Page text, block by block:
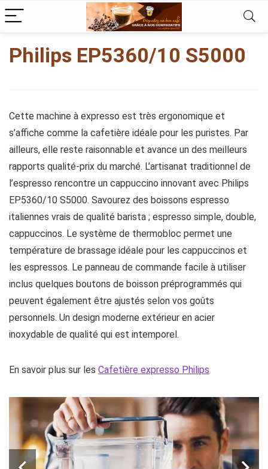
Philips EP5360/10 S5000
Cette machine à expresso est très ergonomique et
s’affiche comme la cafetière idéale pour les puristes. Par
ailleurs, elle reste raisonnable et avance un des meilleurs
rapports qualité-prix du marché. L’artisanat traditionnel de
l’espresso rencontre un cappuccino innovant avec Philips
EP5360/10 S5000. Savourez des boissons espresso
italiennes vrais de qualité barista ; espresso simple, double,
cappuccinos. Le système de thermobloc permet une
température de brassage idéale pour les cappuccinos et
les espressos. Le panneau de commande facile à utiliser
inclus quelques boutons de boisson préprogrammés qui
peuvent également être ajustés selon vos goûts
personnels. Un design moderne extérieur en acier
inoxydable de qualité qui est intemporel.
En savoir plus sur les Cafetière expresso Philips